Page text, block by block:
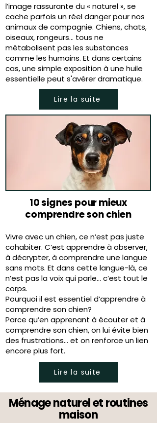
l’image rassurante du « naturel », se
cache parfois un réel danger pour nos
animaux de compagnie. Chiens, chats,
oiseaux, rongeurs… tous ne
métabolisent pas les substances
comme les humains. Et dans certains
cas, une simple exposition à une huile
essentielle peut s'avérer dramatique.
Lire la suite
10 signes pour mieux
comprendre son chien
Vivre avec un chien, ce n’est pas juste
cohabiter. C’est apprendre à observer,
à décrypter, à comprendre une langue
sans mots. Et dans cette langue-là, ce
n’est pas la voix qui parle… c’est tout le
corps.
Pourquoi il est essentiel d’apprendre à
comprendre son chien?
Parce qu’en apprenant à écouter et à
comprendre son chien, on lui évite bien
des frustrations… et on renforce un lien
encore plus fort.
Lire la suite
Ménage naturel et routines
maison